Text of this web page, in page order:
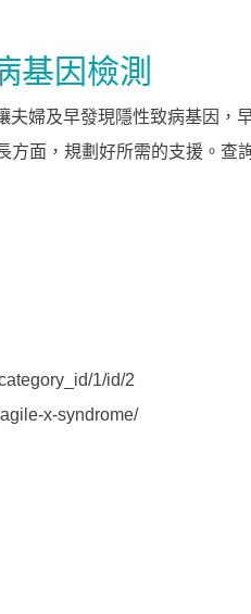
基因檢測
夫婦及早發現隱性致病基因，
面，規劃好所需的支援。查
1/id/2
x-syndrome/